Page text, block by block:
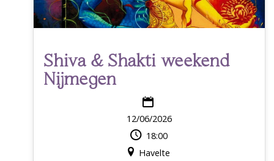
Shiva & Shakti weekend
Nijmegen
12/06/2026
18:00
Havelte